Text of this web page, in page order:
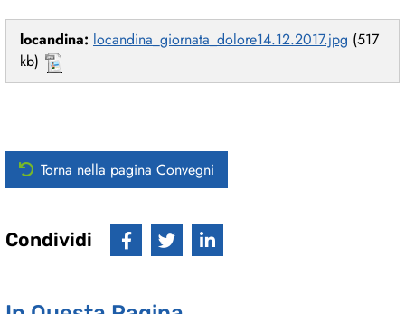
locandina: locandina_giornata_dolore14.12.2017.jpg (517
kb)
Torna nella pagina Convegni
Condividi